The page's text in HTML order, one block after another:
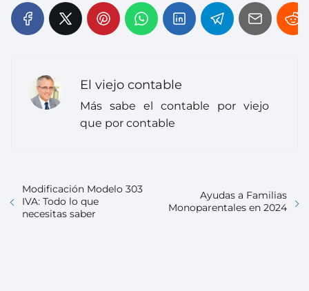
El viejo contable
Más sabe el contable por viejo
que por contable
Modificación Modelo 303
IVA: Todo lo que
necesitas saber
Ayudas a Familias
Monoparentales en 2024